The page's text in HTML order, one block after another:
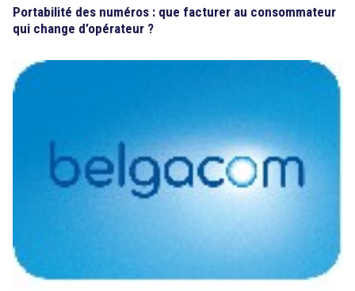
Portabilité des numéros : que facturer au consommateur
qui change d’opérateur ?